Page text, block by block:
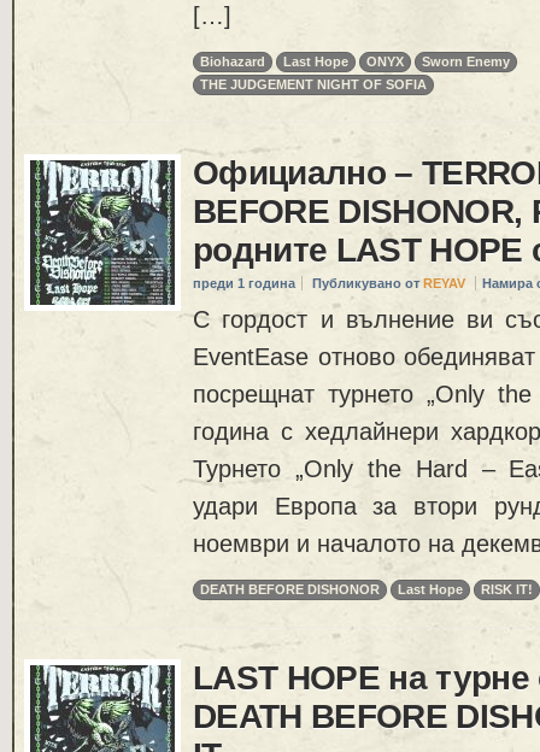
[…]
Biohazard Last Hope ONYX
Sworn Enemy
THE JUDGEMENT NIGHT OF SOFIA
Официално –
BEFORE DISHONOR,
родните LAST
преди 1 година Публикувано от REYAV Намира
С гордост и вълнение ви
EventEase отново
посрещнат турнето „Only
година с хедлайнери
Турнето „Only the Hard –
удари Европа за втори
ноември и началото на
DEATH BEFORE DISHONOR Last Hope RISK IT!
LAST HOPE на турне
DEATH BEFORE